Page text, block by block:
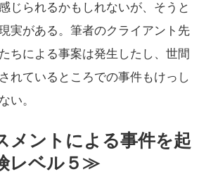
じられるかもしれないが、そうと
実がある。筆者のクライアント先
ちによる事案は発生したし、世間
れているところでの事件もけっし
い。
メントによる事件を起
レベル５≫